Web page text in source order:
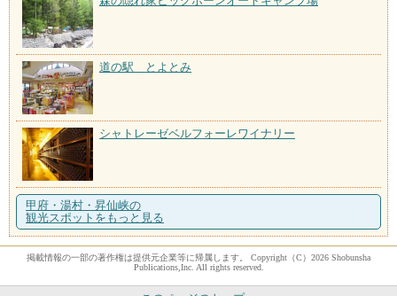
道の駅 とよとみ
シャトレーゼベルフォーレワイナリー
甲府・湯村・昇仙峡の
観光スポットをもっと見る
掲載情報の一部の著作権は提供元企業等に帰属します。 Copyright（C）2026 Shobunsha
Publications,Inc. All rights reserved.